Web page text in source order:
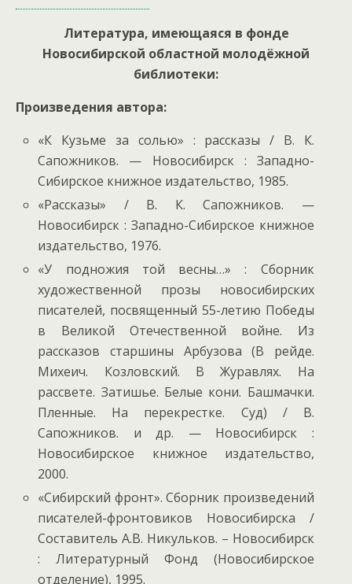
Литература, имеющаяся в фонде
Новосибирской областной молодёжной
библиотеки:
Произведения автора:
«К Кузьме за солью» : рассказы / В. К.
Сапожников. — Новосибирск : Западно-
Сибирское книжное издательство, 1985.
«Рассказы» / В. К. Сапожников. —
Новосибирск : Западно-Сибирское книжное
издательство, 1976.
«У подножия той весны…» : Сборник
художественной прозы новосибирских
писателей, посвященный 55-летию Победы
в Великой Отечественной войне. Из
рассказов старшины Арбузова (В рейде.
Михеич. Козловский. В Журавлях. На
рассвете. Затишье. Белые кони. Башмачки.
Пленные. На перекрестке. Суд) / В.
Сапожников. и др. — Новосибирск :
Новосибирское книжное издательство,
2000.
«Сибирский фронт». Сборник произведений
писателей-фронтовиков Новосибирска /
Составитель А.В. Никульков. – Новосибирск
: Литературный Фонд (Новосибирское
отделение), 1995.